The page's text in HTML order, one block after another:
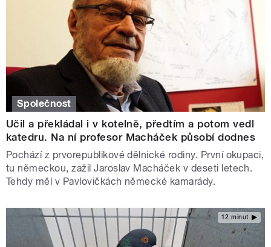
Společnost
Učil a překládal i v kotelně, předtím a potom vedl
katedru. Na ní profesor Macháček působí dodnes
Pochází z prvorepublikové dělnické rodiny. První okupaci,
tu německou, zažil Jaroslav Macháček v deseti letech.
Tehdy měl v Pavlovičkách německé kamarády.
12 minut